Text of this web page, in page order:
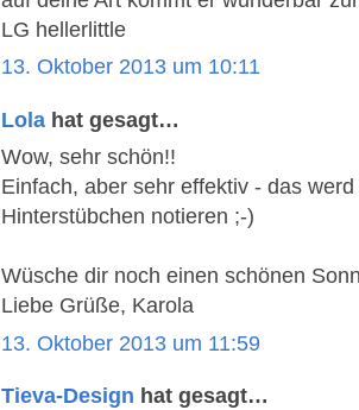
LG hellerlittle
13. Oktober 2013 um 10:11
Lola hat gesagt…
Wow, sehr schön!!
Einfach, aber sehr effektiv - das
Hinterstübchen notieren ;-)
Wüsche dir noch einen schönen
Liebe Grüße, Karola
13. Oktober 2013 um 11:59
Tieva-Design hat gesagt…